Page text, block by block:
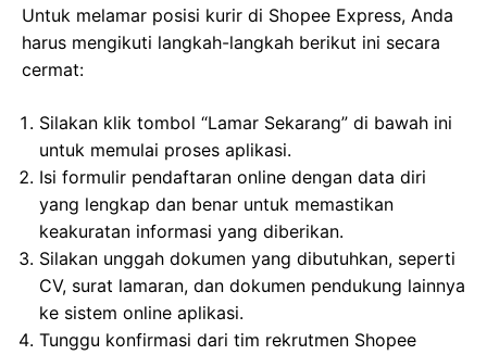
Untuk melamar posisi kurir di Shopee Express, Anda
harus mengikuti langkah-langkah berikut ini secara
cermat:
Silakan klik tombol “Lamar Sekarang” di bawah ini
untuk memulai proses aplikasi.
Isi formulir pendaftaran online dengan data diri
yang lengkap dan benar untuk memastikan
keakuratan informasi yang diberikan.
Silakan unggah dokumen yang dibutuhkan, seperti
CV, surat lamaran, dan dokumen pendukung lainnya
ke sistem online aplikasi.
Tunggu konfirmasi dari tim rekrutmen Shopee